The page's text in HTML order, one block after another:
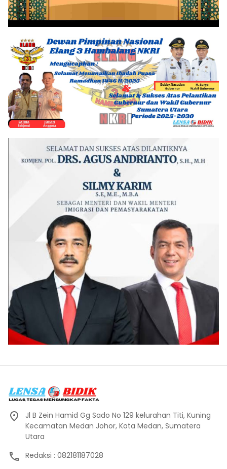
Jl B Zein Hamid Gg Sado No 129 kelurahan Titi, Kuning
Kecamatan Medan Johor, Kota Medan, Sumatera
Utara
Redaksi : 082181187028